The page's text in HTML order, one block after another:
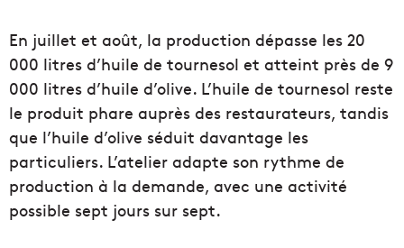
En juillet et août, la production dépasse les 20
000 litres d’huile de tournesol et atteint près de 9
000 litres d’huile d’olive. L’huile de tournesol reste
le produit phare auprès des restaurateurs, tandis
que l’huile d’olive séduit davantage les
particuliers. L’atelier adapte son rythme de
production à la demande, avec une activité
possible sept jours sur sept.